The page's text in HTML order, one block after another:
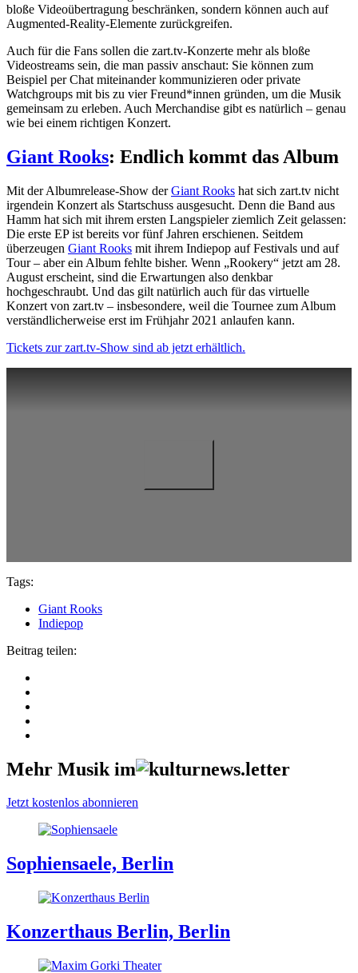
bloße Videoübertragung beschränken, sondern können auch auf
Augmented-Reality-Elemente zurückgreifen.
Auch für die Fans sollen die zart.tv-Konzerte mehr als bloße
Videostreams sein, die man passiv anschaut: Sie können zum
Beispiel per Chat miteinander kommunizieren oder private
Watchgroups mit bis zu vier Freund*innen gründen, um die Musik
gemeinsam zu erleben. Auch Merchandise gibt es natürlich – genau
wie bei einem richtigen Konzert.
Giant Rooks: Endlich kommt das Album
Mit der Albumrelease-Show derGiant Rooks hat sich zart.tv nicht
irgendein Konzert als Startschuss ausgesucht. Denn die Band aus
Hamm hat sich mit ihrem ersten Langspieler ziemlich Zeit gelassen:
Die erste EP ist bereits vor fünf Jahren erschienen. Seitdem
überzeugen Giant Rooks mit ihrem Indiepop auf Festivals und auf
Tour – aber ein Album fehlte bisher. Wenn „Rookery“ jetzt am 28.
August erscheint, sind die Erwartungen also denkbar
hochgeschraubt. Und das gilt natürlich auch für das virtuelle
Konzert von zart.tv – insbesondere, weil die Tournee zum Album
verständlicherweise erst im Frühjahr 2021 anlaufen kann.
Tickets zur zart.tv-Show sind ab jetzt erhältlich.
Tags:
Giant Rooks
Indiepop
Beitrag teilen:
Mehr Musik im
Jetzt kostenlos abonnieren
Sophiensaele, Berlin
Konzerthaus Berlin, Berlin